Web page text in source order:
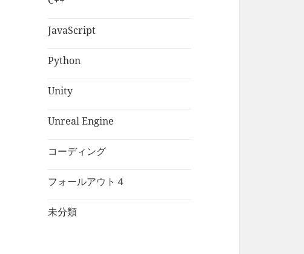
JavaScript
Python
Unity
Unreal Engine
コーディング
フォールアウト４
未分類